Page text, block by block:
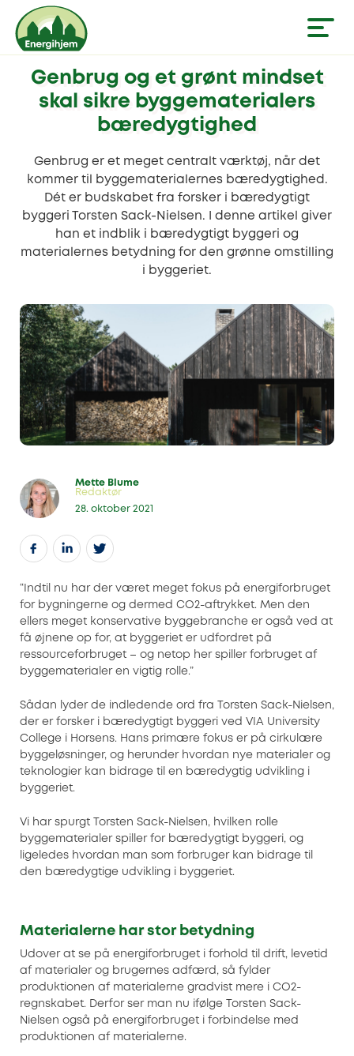
Genbrug og et grønt mindset
skal sikre byggematerialers
bæredygtighed
Genbrug er et meget centralt værktøj, når det
kommer til byggematerialernes bæredygtighed.
Dét er budskabet fra forsker i bæredygtigt
byggeri Torsten Sack-Nielsen. I denne artikel giver
han et indblik i bæredygtigt byggeri og
materialernes betydning for den grønne omstilling
i byggeriet.
Mette Blume
Redaktør
28. oktober 2021
“Indtil nu har der været meget fokus på energiforbruget
for bygningerne og dermed CO2-aftrykket. Men den
ellers meget konservative byggebranche er også ved at
få øjnene op for, at byggeriet er udfordret på
ressourceforbruget – og netop her spiller forbruget af
byggematerialer en vigtig rolle.”
Sådan lyder de indledende ord fra Torsten Sack-Nielsen,
der er forsker i bæredygtigt byggeri ved VIA University
College i Horsens. Hans primære fokus er på cirkulære
byggeløsninger, og herunder hvordan nye materialer og
teknologier kan bidrage til en bæredygtig udvikling i
byggeriet.
Vi har spurgt Torsten Sack-Nielsen, hvilken rolle
byggematerialer spiller for bæredygtigt byggeri, og
ligeledes hvordan man som forbruger kan bidrage til
den bæredygtige udvikling i byggeriet.
Materialerne har stor betydning
Udover at se på energiforbruget i forhold til drift, levetid
af materialer og brugernes adfærd, så fylder
produktionen af materialerne gradvist mere i CO2-
regnskabet. Derfor ser man nu ifølge Torsten Sack-
Nielsen også på energiforbruget i forbindelse med
produktionen af materialerne.